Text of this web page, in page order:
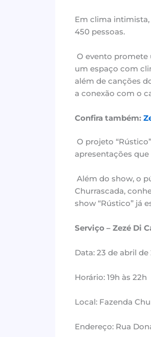
Em clima
450 pessoas.
O evento promete
um espaço com
além de canções
a conexão com o
Confira também:
O projeto
apresentações
Além do show, o
Churrascada,
show “Rústico” já
Serviço – Zezé Di
Data: 23 de abril de
Horário: 19h às 22h
Local: Fazenda
Endereço: Rua